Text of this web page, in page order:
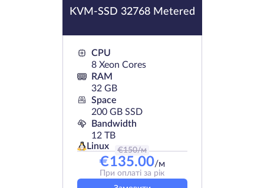
KVM-SSD 32768 Metered
CPU
8 Xeon Cores
RAM
32 GB
Space
200 GB SSD
Bandwidth
12 TB
Linux
€150/м
€135.00/м
При оплаті за рік